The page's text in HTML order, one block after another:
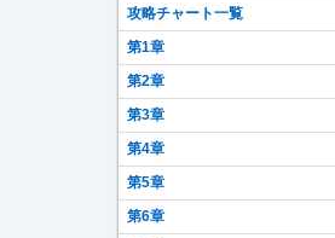
攻略チャート一覧
第1章
第2章
第3章
第4章
第5章
第6章